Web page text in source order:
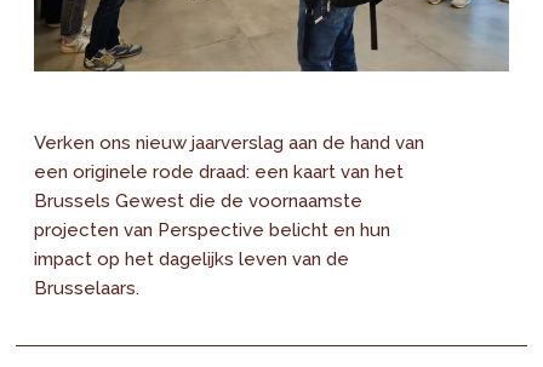
Verken ons nieuw jaarverslag aan de hand van
een originele rode draad: een kaart van het
Brussels Gewest die de voornaamste
projecten van Perspective belicht en hun
impact op het dagelijks leven van de
Brusselaars.